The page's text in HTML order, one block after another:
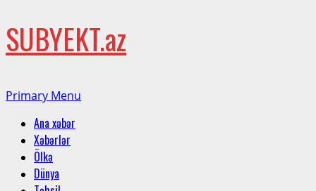
SUBYEKT.az
Primary Menu
Ana xəbər
Xəbərlər
Ölkə
Dünya